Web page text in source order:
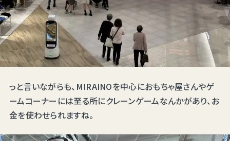
っと言いながらも、MIRAINOを中心におもちゃ屋さんやゲ
ームコーナーには至る所にクレーンゲームなんかがあり、お
金を使わせられますね。